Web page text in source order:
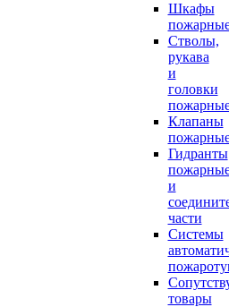
Шкафы
Стволы,
рукава
и
головки
Клапаны
Гидранты
и
части
Системы
товары